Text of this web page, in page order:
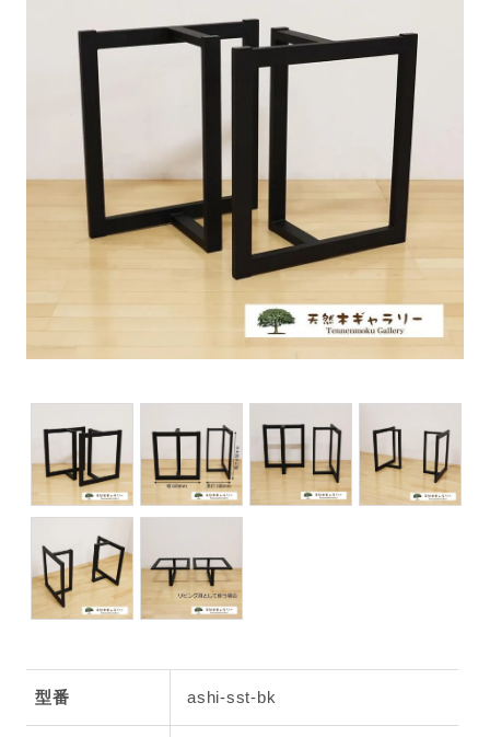
型番 ashi-sst-bk